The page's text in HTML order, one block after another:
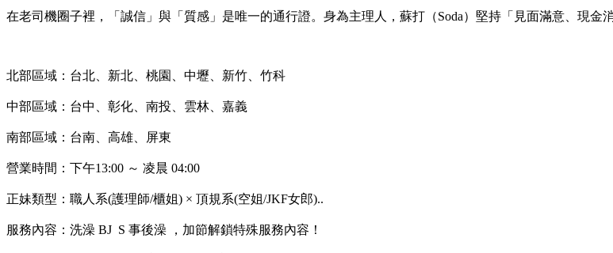
在老司機圈子裡，「誠信」與「質感」是唯一的通行證。身為主理人，蘇打（Soda）堅持「見面滿意、現金
北部區域：台北、新北、桃園、中壢、新竹、竹科
中部區域：台中、彰化、南投、雲林、嘉義
南部區域：台南、高雄、屏東
營業時間：下午13:00 ～ 凌晨 04:00
正妹類型：職人系(護理師/櫃姐) × 頂規系(空姐/JKF女郎)..
服務內容：洗澡 BJ S 事後澡 ，加節解鎖特殊服務內容！